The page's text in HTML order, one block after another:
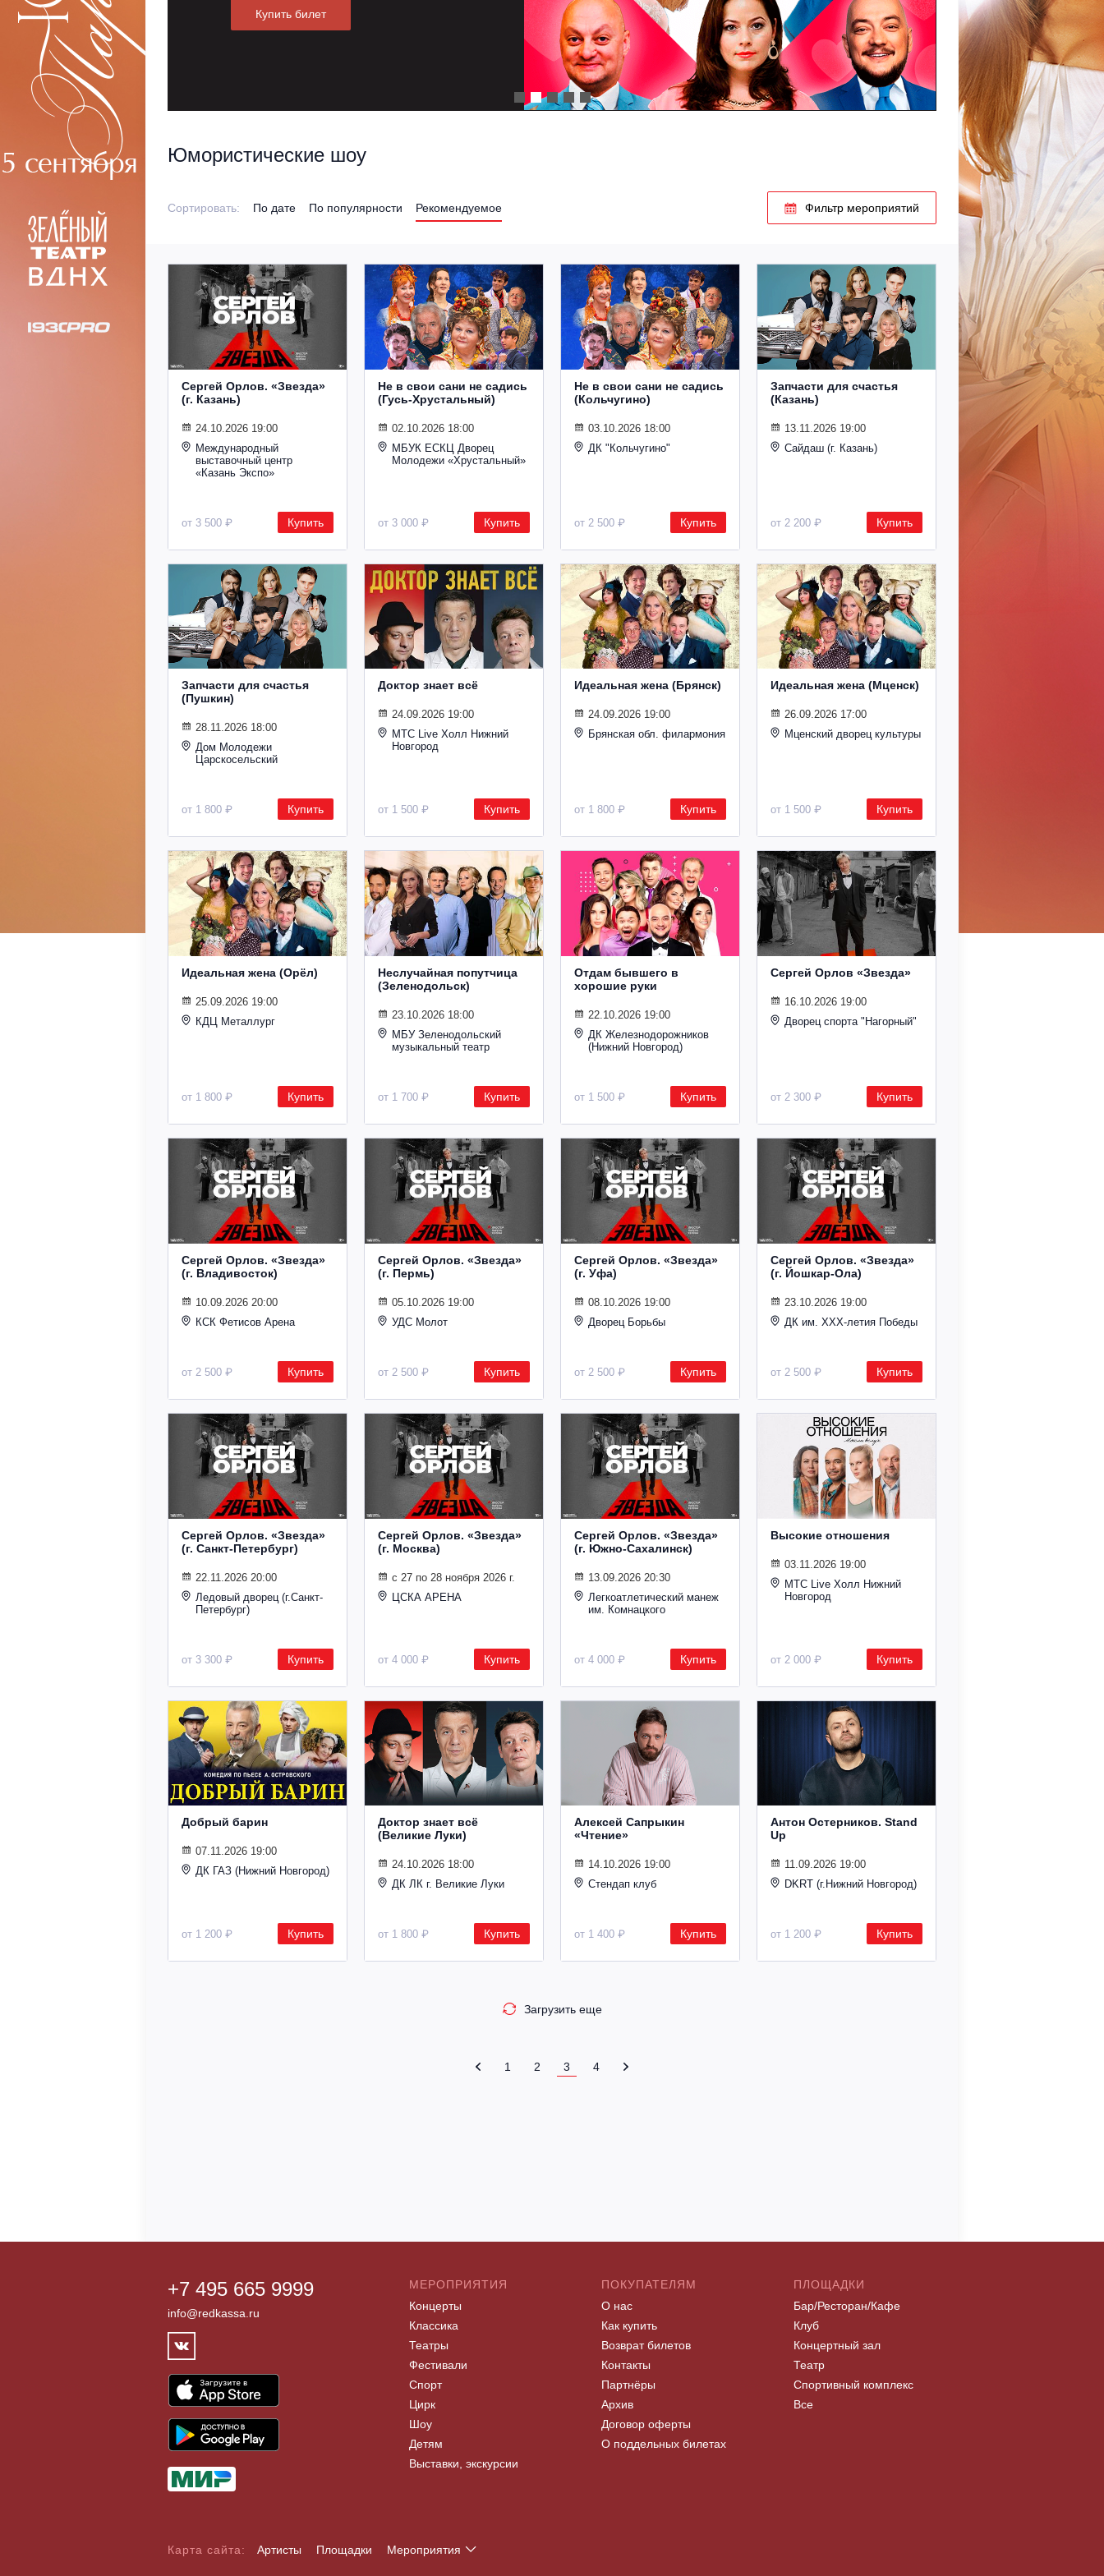
Купить билет Купить билет
Юмористические шоу
Сортировать: По дате По популярности Рекомендуемое Фильтр мероприятий
Сергей Орлов. «Звезда»
(г. Казань)
24.10.2026 19:00
Международный
выставочный центр
«Казань Экспо»
от 3 500 ₽ Купить
Не в свои сани не садись
(Гусь-Хрустальный)
02.10.2026 18:00
МБУК ЕСКЦ Дворец
Молодежи «Хрустальный»
от 3 000 ₽ Купить
Не в свои сани не садись
(Кольчугино)
03.10.2026 18:00
ДК "Кольчугино"
от 2 500 ₽ Купить
Запчасти для счастья
(Казань)
13.11.2026 19:00
Сайдаш (г. Казань)
от 2 200 ₽ Купить
Запчасти для счастья
(Пушкин)
28.11.2026 18:00
Дом Молодежи
Царскосельский
от 1 800 ₽ Купить
Доктор знает всё
24.09.2026 19:00
МТС Live Холл Нижний
Новгород
от 1 500 ₽ Купить
Идеальная жена (Брянск)
24.09.2026 19:00
Брянская обл. филармония
от 1 800 ₽ Купить
Идеальная жена (Мценск)
26.09.2026 17:00
Мценский дворец культуры
от 1 500 ₽ Купить
Идеальная жена (Орёл)
25.09.2026 19:00
КДЦ Металлург
от 1 800 ₽ Купить
Неслучайная попутчица
(Зеленодольск)
23.10.2026 18:00
МБУ Зеленодольский
музыкальный театр
от 1 700 ₽ Купить
Отдам бывшего в
хорошие руки
22.10.2026 19:00
ДК Железнодорожников
(Нижний Новгород)
от 1 500 ₽ Купить
Сергей Орлов «Звезда»
16.10.2026 19:00
Дворец спорта "Нагорный"
от 2 300 ₽ Купить
Сергей Орлов. «Звезда»
(г. Владивосток)
10.09.2026 20:00
КСК Фетисов Арена
от 2 500 ₽ Купить
Сергей Орлов. «Звезда»
(г. Пермь)
05.10.2026 19:00
УДС Молот
от 2 500 ₽ Купить
Сергей Орлов. «Звезда»
(г. Уфа)
08.10.2026 19:00
Дворец Борьбы
от 2 500 ₽ Купить
Сергей Орлов. «Звезда»
(г. Йошкар-Ола)
23.10.2026 19:00
ДК им. ХХХ-летия Победы
от 2 500 ₽ Купить
Сергей Орлов. «Звезда»
(г. Санкт-Петербург)
22.11.2026 20:00
Ледовый дворец (г.Санкт-
Петербург)
от 3 300 ₽ Купить
Сергей Орлов. «Звезда»
(г. Москва)
с 27 по 28 ноября 2026 г.
ЦСКА АРЕНА
от 4 000 ₽ Купить
Сергей Орлов. «Звезда»
(г. Южно-Сахалинск)
13.09.2026 20:30
Легкоатлетический манеж
им. Комнацкого
от 4 000 ₽ Купить
Высокие отношения
03.11.2026 19:00
МТС Live Холл Нижний
Новгород
от 2 000 ₽ Купить
Добрый барин
07.11.2026 19:00
ДК ГАЗ (Нижний Новгород)
от 1 200 ₽ Купить
Доктор знает всё
(Великие Луки)
24.10.2026 18:00
ДК ЛК г. Великие Луки
от 1 800 ₽ Купить
Алексей Сапрыкин
«Чтение»
14.10.2026 19:00
Стендап клуб
от 1 400 ₽ Купить
Антон Остерников. Stand
Up
11.09.2026 19:00
DKRT (г.Нижний Новгород)
от 1 200 ₽ Купить
Загрузить еще
1 2 3 4
+7 495 665 9999
info@redkassa.ru
МЕРОПРИЯТИЯ
Концерты
Классика
Театры
Фестивали
Спорт
Цирк
Шоу
Детям
Выставки, экскурсии
ПОКУПАТЕЛЯМ
О нас
Как купить
Возврат билетов
Контакты
Партнёры
Архив
Договор оферты
О поддельных билетах
ПЛОЩАДКИ
Бар/Ресторан/Кафе
Клуб
Концертный зал
Театр
Спортивный комплекс
Все
Карта сайта: Артисты Площадки
Мероприятия